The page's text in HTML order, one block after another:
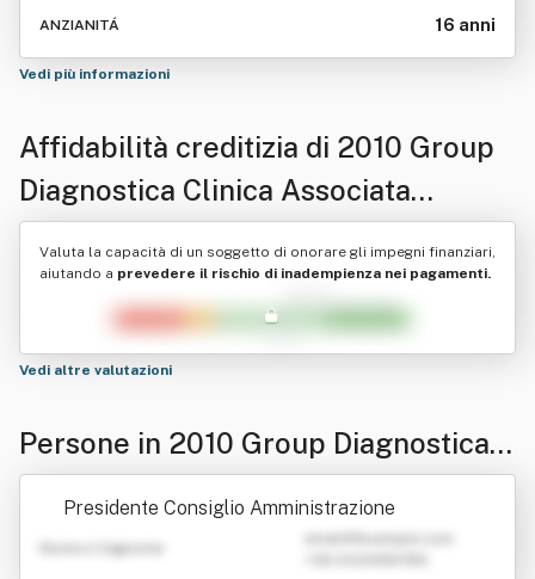
ANZIANITÁ 16 anni
Vedi più informazioni
Affidabilità creditizia di 2010 Group
Diagnostica Clinica Associata
Società Consortile A R. L.
Valuta la capacità di un soggetto di onorare gli impegni finanziari,
aiutando a prevedere il rischio di inadempienza nei pagamenti.
Vedi altre valutazioni
Persone in 2010 Group Diagnostica C
linica Associata Società Consortile A
Presidente Consiglio Amministrazione
Nome e Cognome